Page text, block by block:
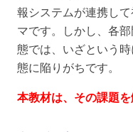
報システムが連携し
マです。しかし、各
態では、いざという
態に陥りがちです。
本教材は、その課題を